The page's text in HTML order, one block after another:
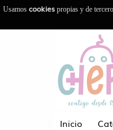
Inicio
Usamos cookies propias y de